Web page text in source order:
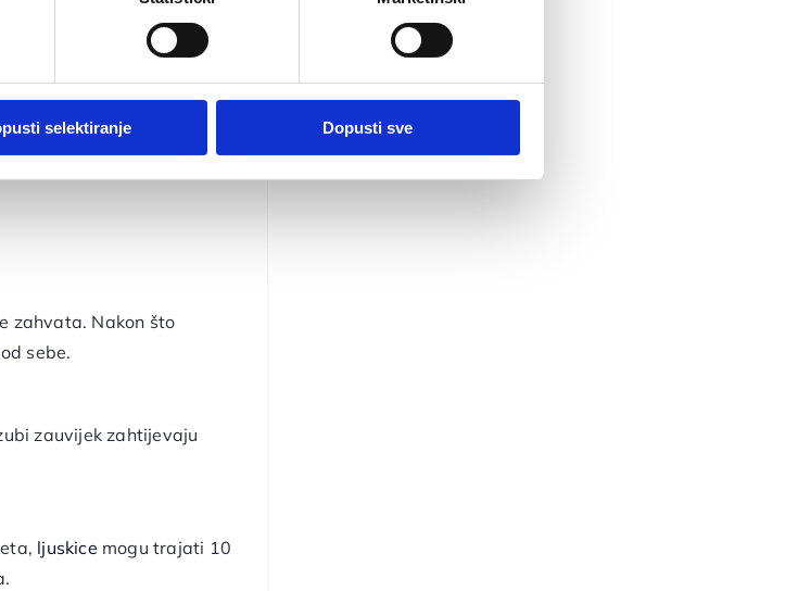
selektiranje Dopusti sve
za nekoliko tjedana
imate zdravu caklinu i
koja zahtijeva ortodontsku
na kojemu ćemo
zahvata. Nakon što
sebe.
zauvijek zahtijevaju
ljuskice mogu trajati 10